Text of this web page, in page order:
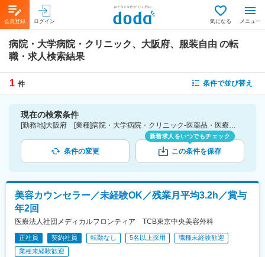
会員登録 ログイン 気になる メニュー
病院・大学病院・クリニック、大阪府、服装自由 の転
職・求人検索結果
1 件 条件で並び替え
現在の検索条件
[勤務地]大阪府 [業種]病院・大学病院・クリニック-医薬品・医療機器・ライフサイエンス・医療系サービス [詳細条件](会社・職場の環境)服装自由
条件の変更
新着求人をいつでもチェック
この条件を保存
美容カウンセラー／未経験OK／残業月平均3.2h／賞与
年2回
医療法人社団メディカルフロンティア TCB東京中央美容外科
正社員 契約社員 転勤なし 5名以上採用
職種未経験歓迎
業種未経験歓迎